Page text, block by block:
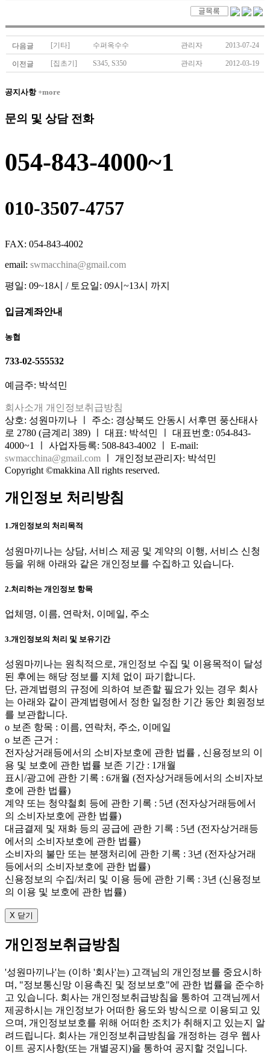
다음글 [기타] 수퍼옥수수 관리자 2013-07-24
이전글 [집초기] S345, S350 관리자 2012-03-19
공지사항+more
문의 및 상담 전화
054-843-4000~1
010-3507-4757
FAX: 054-843-4002
email: swmacchina@gmail.com
평일: 09~18시 / 토요일: 09시~13시 까지
입금계좌안내
농협
733-02-555532
예금주: 박석민
회사소개 개인정보취급방침
상호: 성원마끼나 ㅣ 주소: 경상북도 안동시 서후면 풍산태사
로 2780 (금계리 389) ㅣ 대표: 박석민 ㅣ 대표번호: 054-843-
4000~1 ㅣ 사업자등록: 508-843-4002 ㅣ E-mail:
swmacchina@gmail.com ㅣ 개인정보관리자: 박석민
Copyright ©makkina All rights reserved.
개인정보 처리방침
1.개인정보의 처리목적
성원마끼나는 상담, 서비스 제공 및 계약의 이행, 서비스 신청
등을 위해 아래와 같은 개인정보를 수집하고 있습니다.
2.처리하는 개인정보 항목
업체명, 이름, 연락처, 이메일, 주소
3.개인정보의 처리 및 보유기간
성원마끼나는 원칙적으로, 개인정보 수집 및 이용목적이 달성
된 후에는 해당 정보를 지체 없이 파기합니다.
단, 관계법령의 규정에 의하여 보존할 필요가 있는 경우 회사
는 아래와 같이 관계법령에서 정한 일정한 기간 동안 회원정보
를 보관합니다.
ο 보존 항목 : 이름, 연락처, 주소, 이메일
ο 보존 근거 :
전자상거래등에서의 소비자보호에 관한 법률 , 신용정보의 이
용 및 보호에 관한 법률 보존 기간 : 1개월
표시/광고에 관한 기록 : 6개월 (전자상거래등에서의 소비자보
호에 관한 법률)
계약 또는 청약철회 등에 관한 기록 : 5년 (전자상거래등에서
의 소비자보호에 관한 법률)
대금결제 및 재화 등의 공급에 관한 기록 : 5년 (전자상거래등
에서의 소비자보호에 관한 법률)
소비자의 불만 또는 분쟁처리에 관한 기록 : 3년 (전자상거래
등에서의 소비자보호에 관한 법률)
신용정보의 수집/처리 및 이용 등에 관한 기록 : 3년 (신용정보
의 이용 및 보호에 관한 법률)
X 닫기
개인정보취급방침
'성원마끼나'는 (이하 '회사'는) 고객님의 개인정보를 중요시하
며, "정보통신망 이용촉진 및 정보보호"에 관한 법률을 준수하
고 있습니다. 회사는 개인정보취급방침을 통하여 고객님께서
제공하시는 개인정보가 어떠한 용도와 방식으로 이용되고 있
으며, 개인정보보호를 위해 어떠한 조치가 취해지고 있는지 알
려드립니다. 회사는 개인정보취급방침을 개정하는 경우 웹사
이트 공지사항(또는 개별공지)을 통하여 공지할 것입니다.